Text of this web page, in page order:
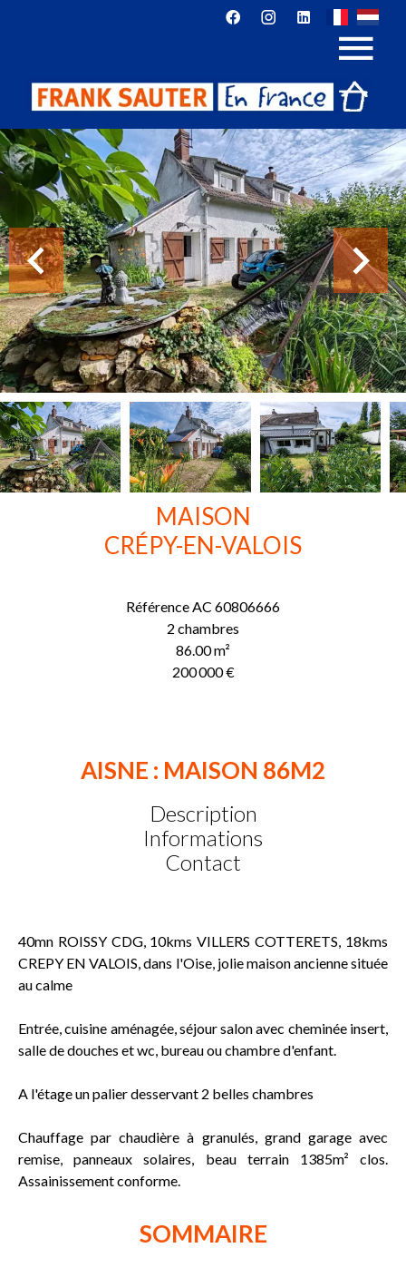
MAISON
CRÉPY-EN-VALOIS
RéférenceAC 60806666
2 chambres
86.00m²
200 000 €
AISNE : MAISON 86M2
Description
Informations
Contact
40mn ROISSY CDG, 10kms VILLERS COTTERETS, 18kms
CREPY EN VALOIS, dans l'Oise, jolie maison ancienne située
au calme
Entrée, cuisine aménagée, séjour salon avec cheminée insert,
salle de douches et wc, bureau ou chambre d'enfant.
A l'étage un palier desservant 2 belles chambres
Chauffage par chaudière à granulés, grand garage avec
remise, panneaux solaires, beau terrain 1385m² clos.
Assainissement conforme.
SOMMAIRE